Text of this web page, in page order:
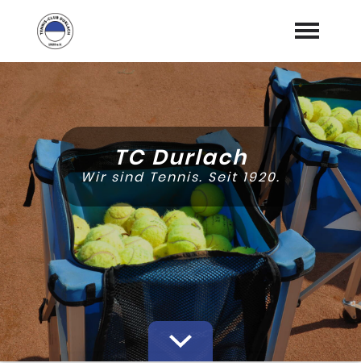
Startseite
Aktuelles
Allgemeines expand_more
Vereinskalender
Platzbuchung
Sportexpand_more
Gastronomie expand_more
TC Durlach
Wir sind Tennis. Seit 1920.